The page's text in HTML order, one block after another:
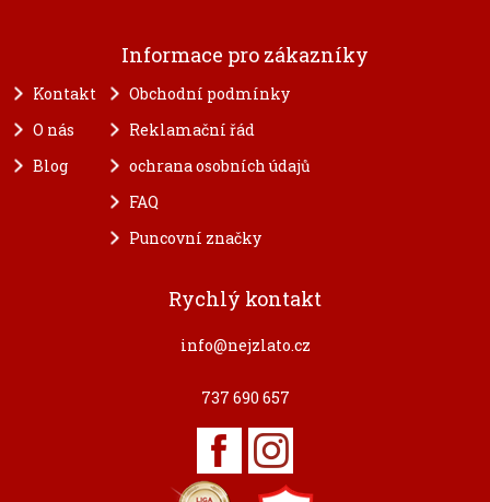
Informace pro zákazníky
Kontakt
O nás
Blog
Obchodní podmínky
Reklamační řád
ochrana osobních údajů
FAQ
Puncovní značky
Rychlý kontakt
info@nejzlato.cz
737 690 657